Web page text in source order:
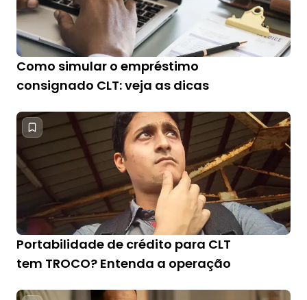
Como simular o empréstimo
consignado CLT: veja as dicas
Portabilidade de crédito para CLT
tem TROCO? Entenda a operação